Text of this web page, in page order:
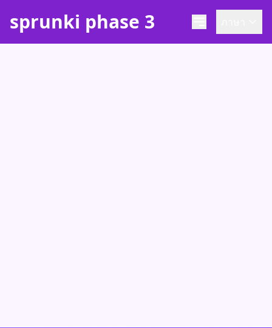
sprunki phase 3